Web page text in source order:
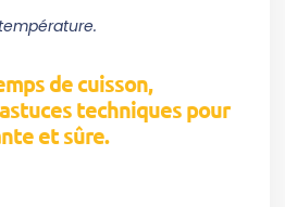
de cuisson,
techniques pour
et sûre.